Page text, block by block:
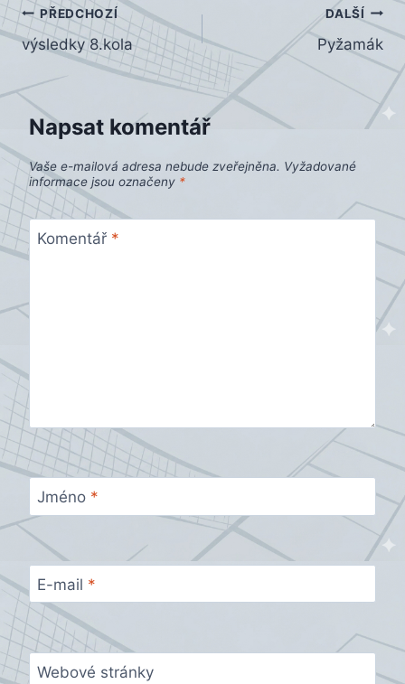
Navigace
pro
příspěvek
PŘEDCHOZÍ
výsledky 8.kola
DALŠÍ
Pyžamák
Napsat komentář
Vaše e-mailová adresa nebude zveřejněna. Vyžadované
informace jsou označeny *
Komentář *
Jméno *
E-mail *
Webové stránky